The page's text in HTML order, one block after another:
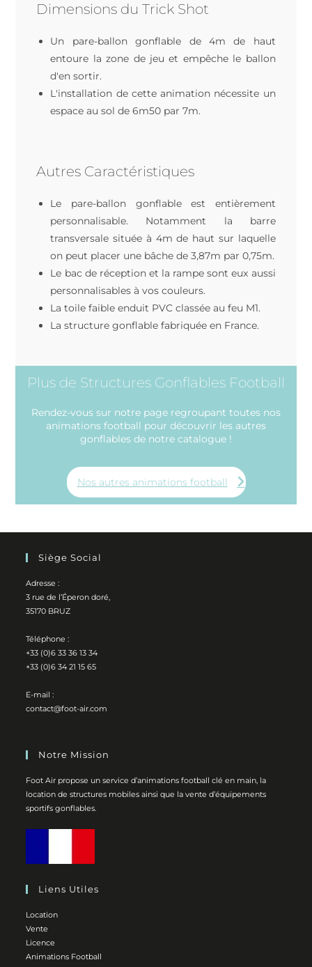
Dimensions du Trick Shot
Un pare-ballon gonflable de 4m de haut
entoure la zone de jeu et empêche le ballon
d'en sortir.
L'installation de cette animation nécessite un
espace au sol de 6m50 par 7m.
Autres Caractéristiques
Le pare-ballon gonflable est entièrement
personnalisable. Notamment la barre
transversale située à 4m de haut sur laquelle
on peut placer une bâche de 3,87m par 0,75m.
Le bac de réception et la rampe sont eux aussi
personnalisables à vos couleurs.
La toile faible enduit PVC classée au feu M1.
La structure gonflable fabriquée en France.
Plus de Structures Gonflables Football
Rendez-vous sur notre page regroupant toutes nos
animations football pour découvrir les autres
gonflables de notre catalogue !
Nos autres animations football
Siège Social
Adresse :
3 rue de l’Éperon doré,
35170 BRUZ
Téléphone :
+33 (0)6 33 36 13 34
+33 (0)6 34 21 15 65
E-mail :
contact@foot-air.com
Notre Mission
Foot Air propose un service d’animations football clé en main, la
location de structures mobiles ainsi que la vente d’équipements
sportifs gonflables.
Liens Utiles
Location
Vente
Licence
Animations Football